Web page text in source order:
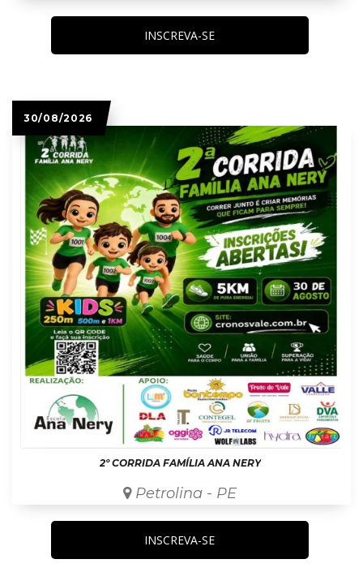
INSCREVA-SE
30/08/2026
2º CORRIDA FAMÍLIA ANA NERY
Petrolina - PE
INSCREVA-SE